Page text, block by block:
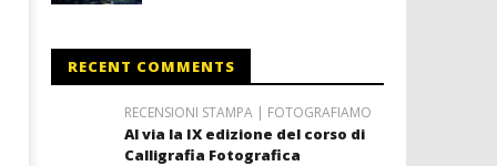
RECENT COMMENTS
RECENSIONI STAMPA | FOTOGRAFIAMO
Al via la IX edizione del corso di
Calligrafia Fotografica